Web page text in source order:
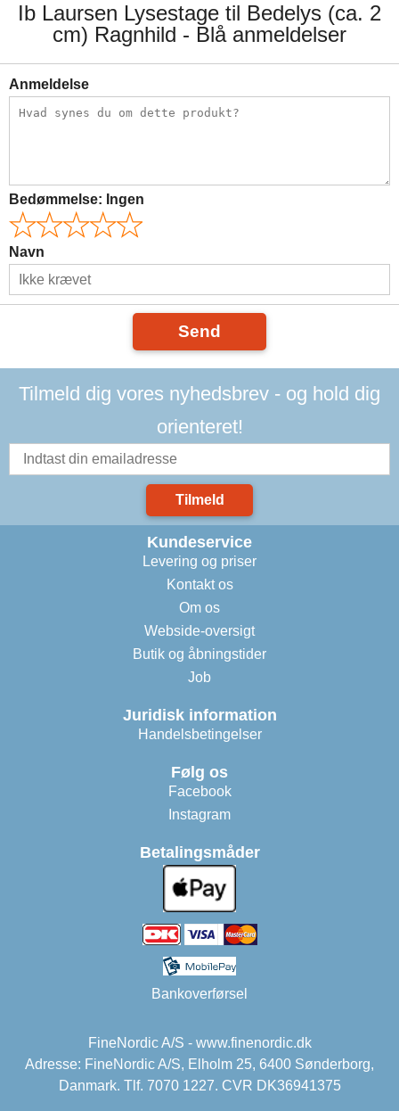
Ib Laursen Lysestage til Bedelys (ca. 2
cm) Ragnhild - Blå anmeldelser
Anmeldelse
Bedømmelse: Ingen
Navn
Send
Tilmeld dig vores nyhedsbrev - og hold dig
orienteret!
Tilmeld
Kundeservice
Levering og priser
Kontakt os
Om os
Webside-oversigt
Butik og åbningstider
Job
Juridisk information
Handelsbetingelser
Følg os
Facebook
Instagram
Betalingsmåder
Bankoverførsel
FineNordic A/S - www.finenordic.dk
Adresse: FineNordic A/S, Elholm 25, 6400 Sønderborg,
Danmark. Tlf. 7070 1227. CVR DK36941375